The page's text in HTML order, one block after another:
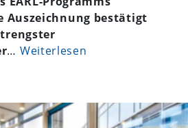
Auszeichnung bestätigt
… Weiterlesen